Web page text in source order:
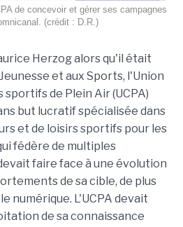
de concevoir et gérer ses campagnes
(crédit : D.R.)
Herzog alors qu'il était
et aux Sports, l'Union
de Plein Air (UCPA)
but lucratif spécialisée dans
et de loisirs sportifs pour les
fédère de multiples
faire face à une évolution
de sa cible, de plus
numérique. L'UCPA devait
de sa connaissance